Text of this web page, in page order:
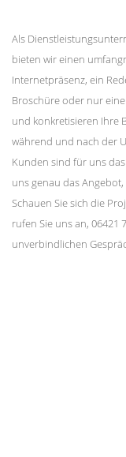
Als
bieten wir einen
Internetpräsenz, ein
Broschüre oder nur
und konkretisieren Ihre
während und nach der
Kunden sind für uns
uns genau das
Schauen Sie sich die
rufen Sie uns an, 06421
unverbindlichen